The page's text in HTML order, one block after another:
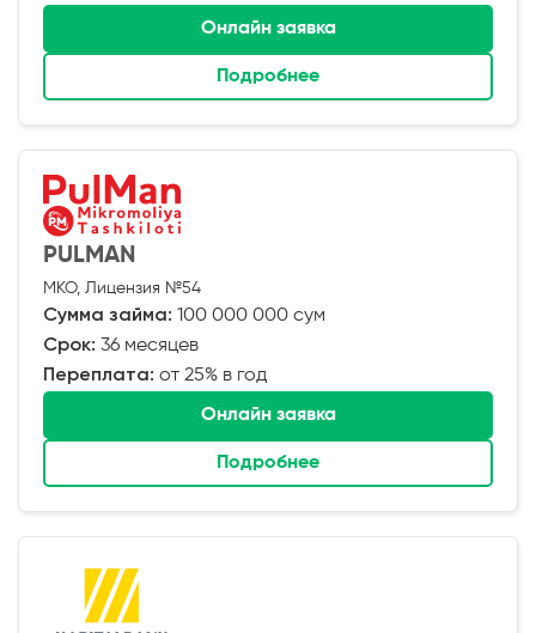
Онлайн заявка
Подробнее
PULMAN
МКО, Лицензия №54
Сумма займа: 100 000 000 сум
Срок: 36 месяцев
Переплата: от 25% в год
Онлайн заявка
Подробнее